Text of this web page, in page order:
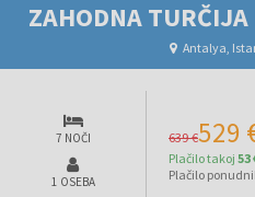
ZAHODNA
Antalya,
7 NOČI
1 OSEBA
639 €529
Plačilo takoj 53
Plačilo